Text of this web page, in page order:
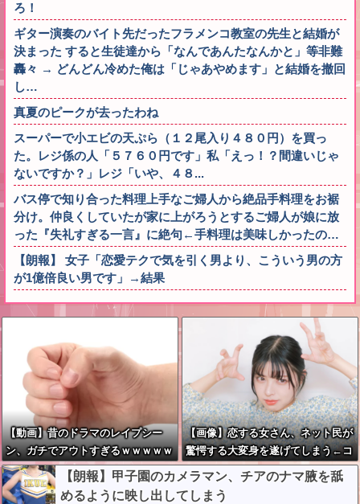
ろ！
ギター演奏のバイト先だったフラメンコ教室の先生と結婚が
決まった すると生徒達から「なんであんたなんかと」等非難
轟々 → どんどん冷めた俺は「じゃあやめます」と結婚を撤回
し…
真夏のピークが去ったわね
スーパーで小エビの天ぷら（１２尾入り４８０円）を買っ
た。レジ係の人「５７６０円です」私「えっ！？間違いじゃ
ないですか？」レジ「いや、４８...
バス停で知り合った料理上手なご婦人から絶品手料理をお裾
分け。仲良くしていたが家に上がろうとするご婦人が娘に放
った『失礼すぎる一言』に絶句←手料理は美味しかったの…
【朗報】 女子「恋愛テクで気を引く男より、こういう男の方
が1億倍良い男です」→結果
【動画】昔のドラマのレイプシー
ン、ガチでアウトすぎるｗｗｗｗｗ
ｗｗｗｗ
【画像】恋する女さん、ネット民が
驚愕する大変身を遂げてしまう←コ
レは凄過ぎるw w w w w w w w
【朗報】甲子園のカメラマン、チアのナマ腋を舐
めるように映し出してしまう